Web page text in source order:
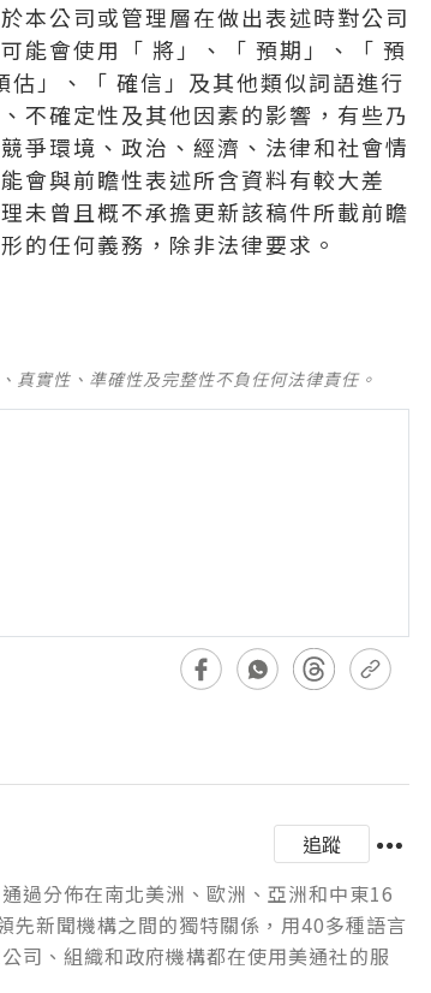
本公司或管理層在做出表述時對公司
能會使用「 將」、「 預期」、「 預
」、「 確信」及其他類似詞語進行
不確定性及其他因素的影響，有些乃
爭環境、政治、經濟、法律和社會情
會與前瞻性表述所含資料有較大差
未曾且概不承擔更新該稿件所載前瞻
的任何義務，除非法律要求。
真實性、準確性及完整性不負任何法律責任。
追蹤
過分佈在南北美洲、歐洲、亞洲和中東16
先新聞機構之間的獨特關係，用40多種語言
司、組織和政府機構都在使用美通社的服